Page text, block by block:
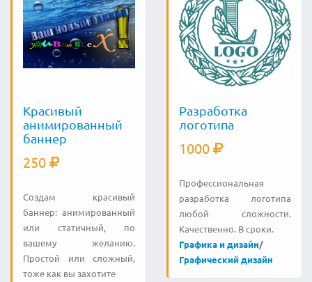
Красивый
анимированный
баннер
250
Создам красивый
баннер: анимированный
или статичный, по
вашему желанию.
Простой или сложный,
тоже как вы захотите
Разработка
логотипа
1000
Профессиональная
разработка логотипа
любой сложности.
Качественно. В сроки.
Графика и дизайн/
Графический дизайн